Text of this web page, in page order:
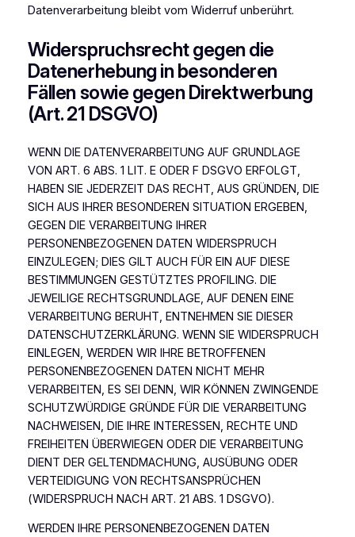
Datenverarbeitung bleibt vom Widerruf unberührt.
Widerspruchsrecht gegen die
Datenerhebung in besonderen
Fällen sowie gegen Direktwerbung
(Art. 21 DSGVO)
WENN DIE DATENVERARBEITUNG AUF GRUNDLAGE
VON ART. 6 ABS. 1 LIT. E ODER F DSGVO ERFOLGT,
HABEN SIE JEDERZEIT DAS RECHT, AUS GRÜNDEN, DIE
SICH AUS IHRER BESONDEREN SITUATION ERGEBEN,
GEGEN DIE VERARBEITUNG IHRER
PERSONENBEZOGENEN DATEN WIDERSPRUCH
EINZULEGEN; DIES GILT AUCH FÜR EIN AUF DIESE
BESTIMMUNGEN GESTÜTZTES PROFILING. DIE
JEWEILIGE RECHTSGRUNDLAGE, AUF DENEN EINE
VERARBEITUNG BERUHT, ENTNEHMEN SIE DIESER
DATENSCHUTZERKLÄRUNG. WENN SIE WIDERSPRUCH
EINLEGEN, WERDEN WIR IHRE BETROFFENEN
PERSONENBEZOGENEN DATEN NICHT MEHR
VERARBEITEN, ES SEI DENN, WIR KÖNNEN ZWINGENDE
SCHUTZWÜRDIGE GRÜNDE FÜR DIE VERARBEITUNG
NACHWEISEN, DIE IHRE INTERESSEN, RECHTE UND
FREIHEITEN ÜBERWIEGEN ODER DIE VERARBEITUNG
DIENT DER GELTENDMACHUNG, AUSÜBUNG ODER
VERTEIDIGUNG VON RECHTSANSPRÜCHEN
(WIDERSPRUCH NACH ART. 21 ABS. 1 DSGVO).
WERDEN IHRE PERSONENBEZOGENEN DATEN